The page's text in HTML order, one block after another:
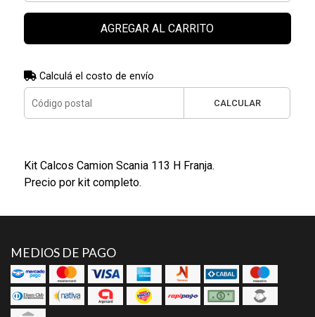
AGREGAR AL CARRITO
Calculá el costo de envío
CALCULAR
Kit Calcos Camion Scania 113 H Franja.
Precio por kit completo.
MEDIOS DE PAGO